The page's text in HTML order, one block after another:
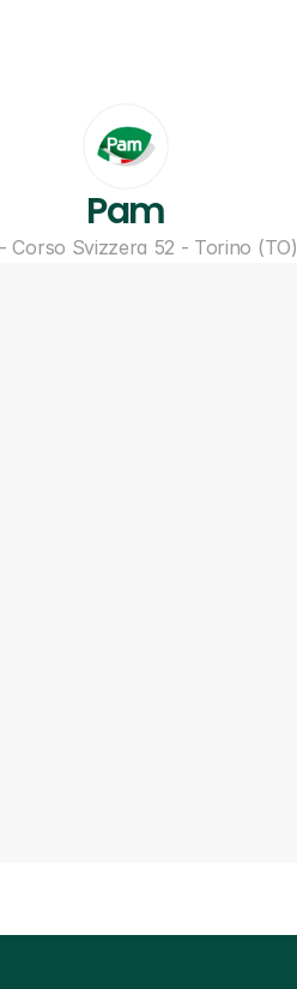
Pam
Corso Svizzera 52 - Torino (TO)